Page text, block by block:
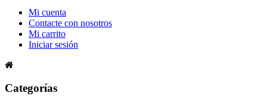
Mi cuenta
Contacte con nosotros
Mi carrito
Iniciar sesión
Categorías